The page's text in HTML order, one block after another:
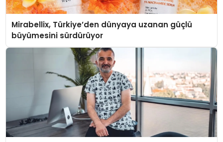
Mirabellix, Türkiye’den dünyaya uzanan güçlü
büyümesini sürdürüyor